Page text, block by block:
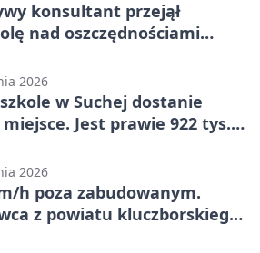
konsultant przejął
nad oszczędnościami
2026
w Suchej dostanie
Jest prawie 922 tys.
2026
h poza zabudowanym.
z powiatu kluczborskiego